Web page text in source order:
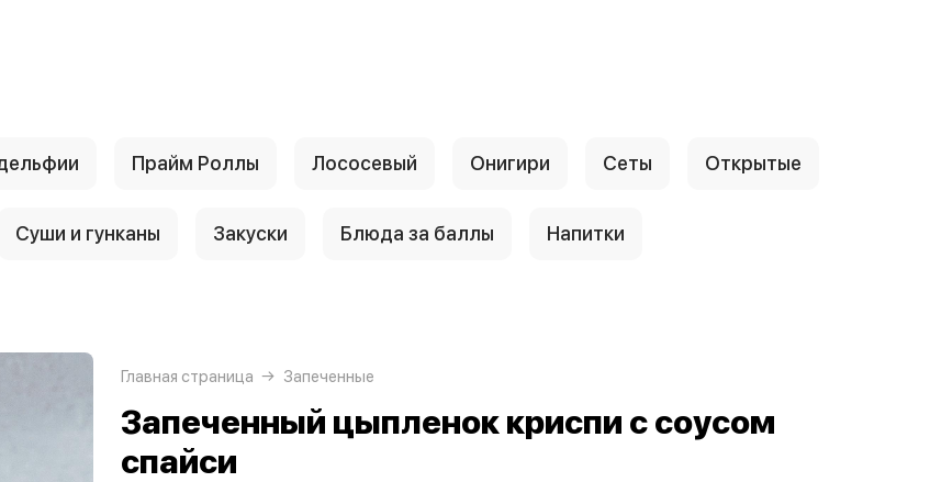
Прайм Роллы Лососевый Онигири Сеты Открытые
Суши и гунканы Закуски Блюда за баллы Напитки
Главная страница Запеченные
Запеченный цыпленок криспи с соусом
спайси